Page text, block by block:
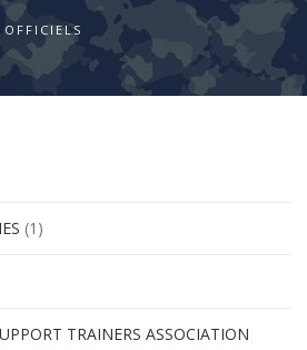
(1)
TRAINERS ASSOCIATION